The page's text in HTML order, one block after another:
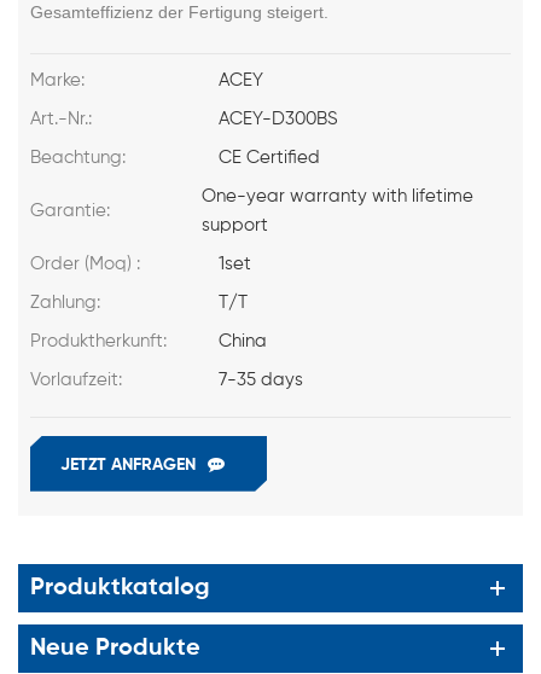
Gesamteffizienz der Fertigung steigert.
Marke: ACEY
Art.-Nr.: ACEY-D300BS
Beachtung: CE Certified
Garantie:
One-year warranty with lifetime
support
Order (Moq) : 1set
Zahlung: T/T
Produktherkunft: China
Vorlaufzeit: 7-35 days
JETZT ANFRAGEN
Produktkatalog
Neue Produkte